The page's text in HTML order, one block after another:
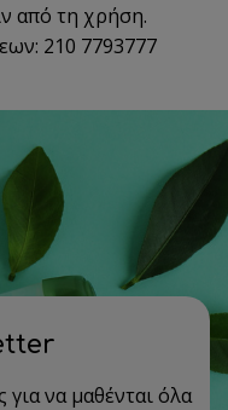
από τη χρήση.
210 7793777
να μαθένται όλα